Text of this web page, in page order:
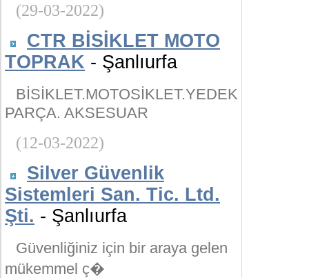
(29-03-2022)
CTR BİSİKLET MOTO
TOPRAK - Şanlıurfa
BİSİKLET.MOTOSİKLET.YEDEK
PARÇA. AKSESUAR
(12-03-2022)
Silver Güvenlik
Sistemleri San. Tic. Ltd.
Şti. - Şanlıurfa
Güvenliğiniz için bir araya gelen
mükemmel ç�